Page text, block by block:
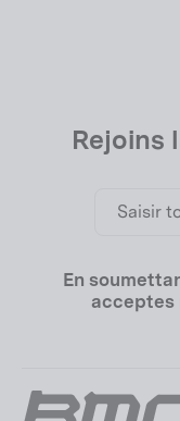
Rejoins
En
acceptes